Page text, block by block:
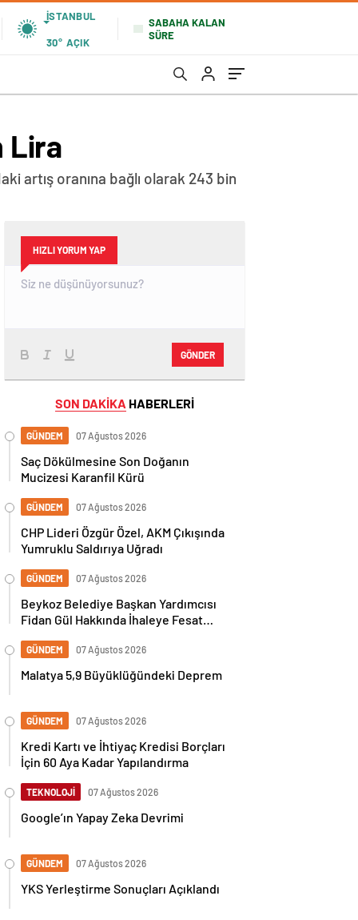
İSTANBUL
30° AÇIK
SABAHA KALAN
SÜRE
Lira
artış oranına bağlı olarak 243 bin
HIZLI YORUM YAP
GÖNDER
SON DAKİKA HABERLERİ
GÜNDEM 07 Ağustos 2026
Saç Dökülmesine Son Doğanın
Mucizesi Karanfil Kürü
GÜNDEM 07 Ağustos 2026
CHP Lideri Özgür Özel, AKM Çıkışında
Yumruklu Saldırıya Uğradı
GÜNDEM 07 Ağustos 2026
Beykoz Belediye Başkan Yardımcısı
Fidan Gül Hakkında İhaleye Fesat
GÜNDEM 07 Ağustos 2026
Malatya 5,9 Büyüklüğündeki Deprem
GÜNDEM 07 Ağustos 2026
Kredi Kartı ve İhtiyaç Kredisi Borçları
İçin 60 Aya Kadar Yapılandırma
TEKNOLOJİ 07 Ağustos 2026
Google’ın Yapay Zeka Devrimi
GÜNDEM 07 Ağustos 2026
YKS Yerleştirme Sonuçları Açıklandı